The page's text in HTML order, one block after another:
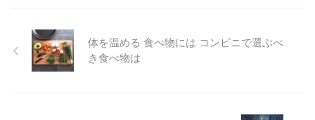
体を温める 食べ物には コンビニで選ぶべ
き食べ物は